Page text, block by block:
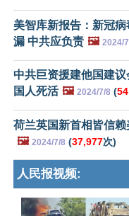
美智库新报告：新冠
漏 中共应负责 🖼️ 2024/
中共巨资援建他国建
国人死活 🖼️ 2024/7/8 (
荷兰英国新首相皆信
🖼️ 2024/7/8 (37,977次)
人民报视频: